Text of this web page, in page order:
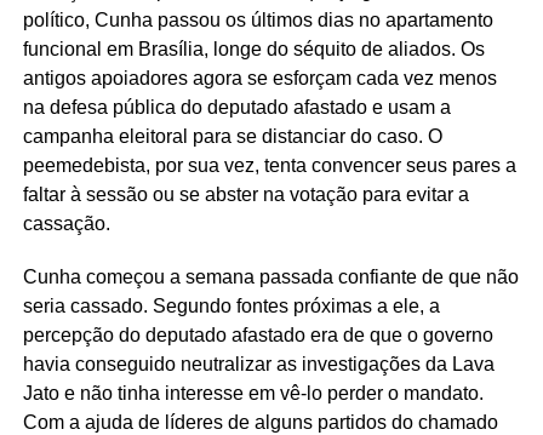
político, Cunha passou os últimos dias no apartamento
funcional em Brasília, longe do séquito de aliados. Os
antigos apoiadores agora se esforçam cada vez menos
na defesa pública do deputado afastado e usam a
campanha eleitoral para se distanciar do caso. O
peemedebista, por sua vez, tenta convencer seus pares a
faltar à sessão ou se abster na votação para evitar a
cassação.
Cunha começou a semana passada confiante de que não
seria cassado. Segundo fontes próximas a ele, a
percepção do deputado afastado era de que o governo
havia conseguido neutralizar as investigações da Lava
Jato e não tinha interesse em vê-lo perder o mandato.
Com a ajuda de líderes de alguns partidos do chamado